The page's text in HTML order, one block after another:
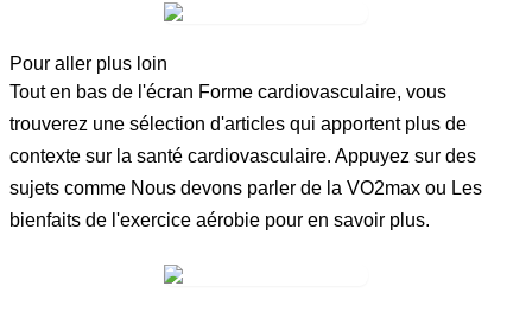
Pour aller plus loin
Tout en bas de l'écran Forme cardiovasculaire, vous
trouverez une sélection d'articles qui apportent plus de
contexte sur la santé cardiovasculaire. Appuyez sur des
sujets comme Nous devons parler de la VO2max ou Les
bienfaits de l'exercice aérobie pour en savoir plus.